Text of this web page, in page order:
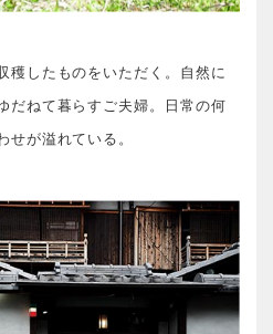
穫したものをいただく。自然に
だねて暮らすご夫婦。日常の何
せが溢れている。